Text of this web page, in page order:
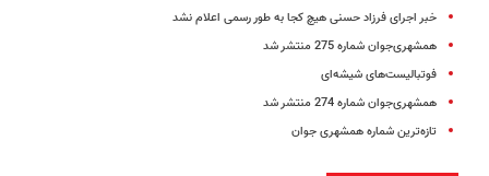
خبر اجرای فرزاد حسنی هیچ کجا به طور رسمی اعلام نشد
همشهری‌جوان شماره 275 منتشر ‌شد
فوتبالیست‌های شیشه‌ای
همشهری‌جوان شماره 274 منتشر ‌شد
تازه‌ترین شماره همشهری جوان